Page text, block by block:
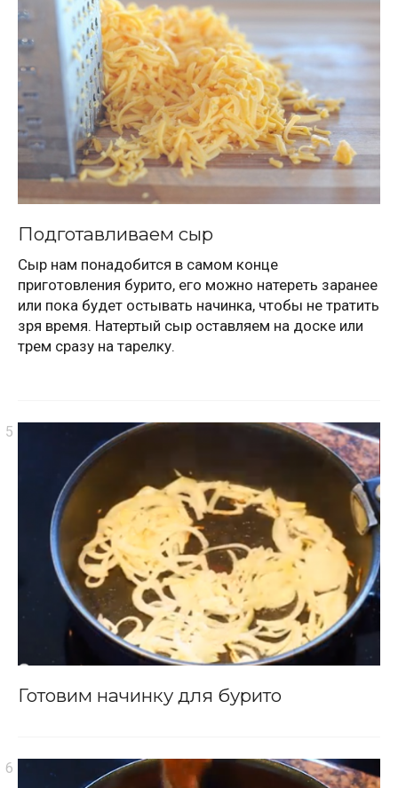
Подготавливаем сыр
Сыр нам понадобится в самом конце
приготовления бурито, его можно натереть заранее
или пока будет остывать начинка, чтобы не тратить
зря время. Натертый сыр оставляем на доске или
трем сразу на тарелку.
Готовим начинку для бурито